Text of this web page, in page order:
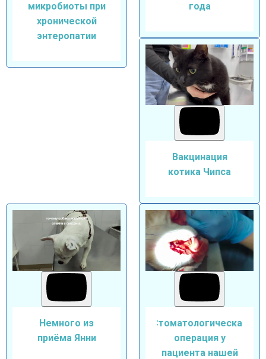
микробиоты при
хронической
энтеропатии
года
Вакцинация
котика Чипса
Немного из
приёма Янни
Стоматологическая
операция у
пациента нашей